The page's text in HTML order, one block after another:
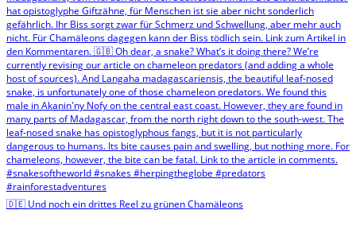
🇩🇪 Und noch ein drittes Reel zu grünen Chamäleons